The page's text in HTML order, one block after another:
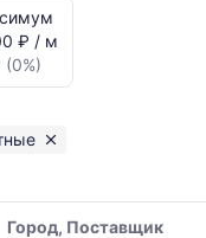
₽ / м
(0%)
Город, Поставщик